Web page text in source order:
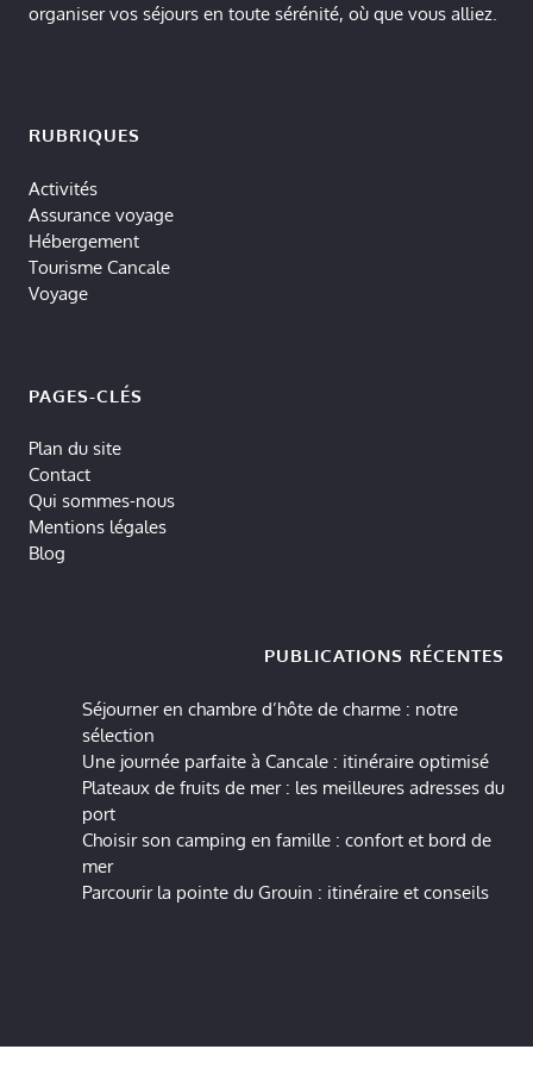
organiser vos séjours en toute sérénité, où que vous alliez.
RUBRIQUES
Activités
Assurance voyage
Hébergement
Tourisme Cancale
Voyage
PAGES-CLÉS
Plan du site
Contact
Qui sommes-nous
Mentions légales
Blog
PUBLICATIONS RÉCENTES
Séjourner en chambre d’hôte de charme : notre
sélection
Une journée parfaite à Cancale : itinéraire optimisé
Plateaux de fruits de mer : les meilleures adresses du
port
Choisir son camping en famille : confort et bord de
mer
Parcourir la pointe du Grouin : itinéraire et conseils